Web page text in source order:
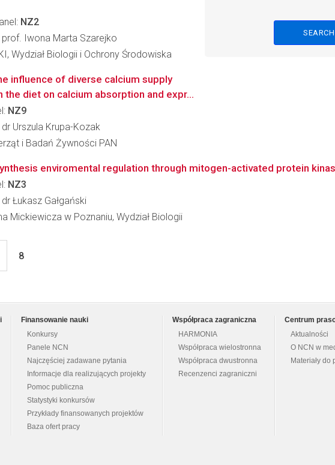
NZ2
Iwona Marta Szarejko
Wydział Biologii i Ochrony Środowiska
influence of diverse calcium supply
the diet on calcium absorption and expr...
NZ9
Urszula Krupa-Kozak
i Badań Żywności PAN
enviromental regulation through mitogen-activated protein
NZ3
Łukasz Gałgański
Mickiewicza w Poznaniu, Wydział Biologii
8
Finansowanie nauki
Konkursy
Panele NCN
Najczęściej zadawane pytania
Informacje dla realizujących projekty
Pomoc publiczna
Statystyki konkursów
Przykłady finansowanych projektów
Baza ofert pracy
Współpraca zagraniczna
HARMONIA
Współpraca wielostronna
Współpraca dwustronna
Recenzenci zagraniczni
Centrum
Aktualności
O NCN w
Materiały do